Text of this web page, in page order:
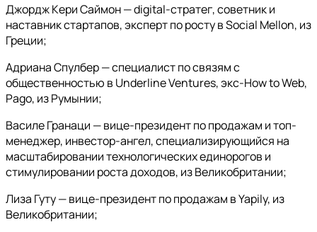
Джордж Кери Саймон — digital-стратег, советник и
наставник стартапов, эксперт по росту в Social Mellon, из
Греции;
Адриана Спулбер — специалист по связям с
общественностью в Underline Ventures, экс-How to Web,
Pago, из Румынии;
Василе Гранаци — вице-президент по продажам и топ-
менеджер, инвестор-ангел, специализирующийся на
масштабировании технологических единорогов и
стимулировании роста доходов, из Великобритании;
Лиза Гуту — вице-президент по продажам в Yapily, из
Великобритании;